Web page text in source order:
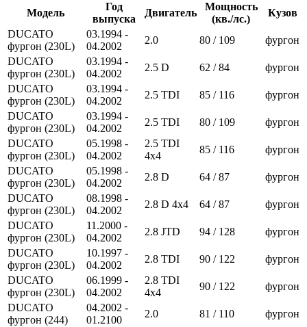
Модель
Год
выпуска
Двигатель
Мощность
(кв./лс.)
Кузов
DUCATO
фургон (230L)
03.1994 -
04.2002
2.0 80 / 109
фургон
DUCATO
фургон (230L)
03.1994 -
04.2002
2.5 D 62 / 84
фургон
DUCATO
фургон (230L)
03.1994 -
04.2002
2.5 TDI 85 / 116
фургон
DUCATO
фургон (230L)
03.1994 -
04.2002
2.5 TDI 80 / 109
фургон
DUCATO
фургон (230L)
05.1998 -
04.2002
2.5 TDI
4x4
85 / 116
фургон
DUCATO
фургон (230L)
05.1998 -
04.2002
2.8 D 64 / 87
фургон
DUCATO
фургон (230L)
08.1998 -
04.2002
2.8 D 4x4 64 / 87
фургон
DUCATO
фургон (230L)
11.2000 -
04.2002
2.8 JTD 94 / 128
фургон
DUCATO
фургон (230L)
10.1997 -
04.2002
2.8 TDI 90 / 122
фургон
DUCATO
фургон (230L)
06.1999 -
04.2002
2.8 TDI
4x4
90 / 122
фургон
DUCATO
фургон (244)
04.2002 -
01.2100
2.0 81 / 110
фургон